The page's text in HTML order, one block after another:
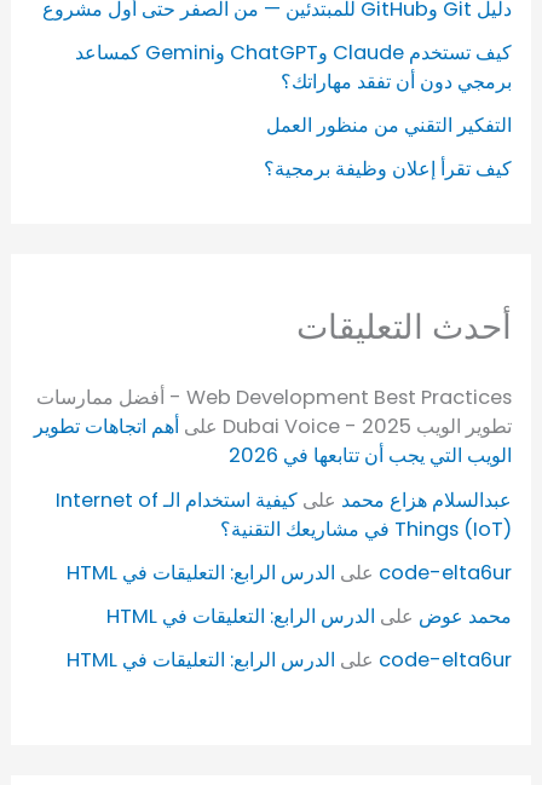
دليل Git وGitHub للمبتدئين — من الصفر حتى أول مشروع
كيف تستخدم Claude وChatGPT وGemini كمساعد
برمجي دون أن تفقد مهاراتك؟
التفكير التقني من منظور العمل
كيف تقرأ إعلان وظيفة برمجية؟
أحدث التعليقات
Web Development Best Practices - أفضل ممارسات
تطوير الويب 2025 - Dubai Voice
علىأهم اتجاهات تطوير
الويب التي يجب أن تتابعها في 2026
عبدالسلام هزاع محمد على
كيفية استخدام الـ Internet of
Things (IoT) في مشاريعك التقنية؟
code-elta6ur على الدرس الرابع: التعليقات في HTML
محمد عوض على الدرس الرابع: التعليقات في HTML
code-elta6ur على الدرس الرابع: التعليقات في HTML